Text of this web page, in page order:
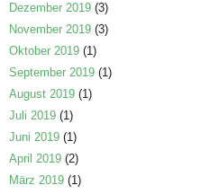
Dezember 2019(3)
November 2019(3)
Oktober 2019(1)
September 2019(1)
August 2019(1)
Juli 2019(1)
Juni 2019(1)
April 2019(2)
März 2019(1)